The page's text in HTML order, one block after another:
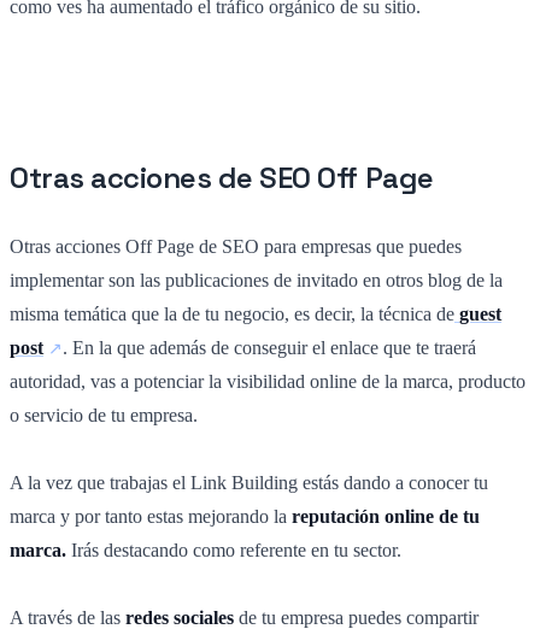
como ves ha aumentado el tráfico orgánico de su sitio.
Otras acciones de SEO Off Page
Otras acciones Off Page de SEO para empresas que puedes
implementar son las publicaciones de invitado en otros blog de la
misma temática que la de tu negocio, es decir, la técnica de guest
post
. En la que además de conseguir el enlace que te traerá
autoridad, vas a potenciar la visibilidad online de la marca, producto
o servicio de tu empresa.
A la vez que trabajas el Link Building estás dando a conocer tu
marca y por tanto estas mejorando la reputación online de tu
marca. Irás destacando como referente en tu sector.
A través de las redes sociales de tu empresa puedes compartir